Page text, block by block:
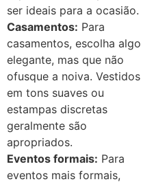
ser ideais para a ocasião.
Casamentos: Para
casamentos, escolha algo
elegante, mas que não
ofusque a noiva. Vestidos
em tons suaves ou
estampas discretas
geralmente são
apropriados.
Eventos formais: Para
eventos mais formais,